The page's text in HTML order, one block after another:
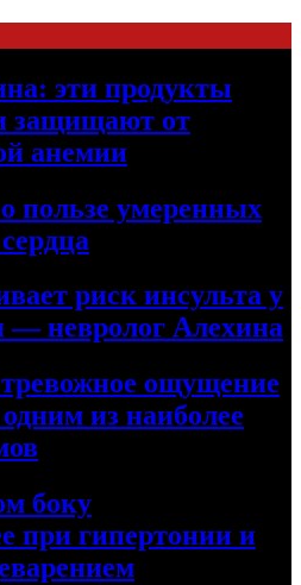
эти продукты
защищают от
анемии
пользе умеренных
риск инсульта у
невролог Алехина
ощущение
из наиболее
боку
при гипертонии и